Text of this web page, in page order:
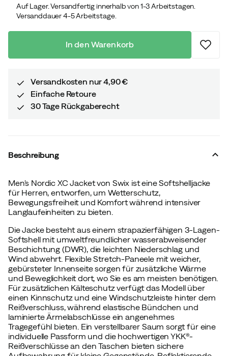
Auf Lager. Versandfertig innerhalb von 1-3 Arbeitstagen.
Versanddauer 4-5 Arbeitstage.
In den Warenkorb
Versandkosten nur 4,90 €
Einfache Retoure
30 Tage Rückgaberecht
Beschreibung
Men's Nordic XC Jacket von Swix ist eine Softshelljacke
für Herren, entworfen, um Wetterschutz,
Bewegungsfreiheit und Komfort während intensiver
Langlaufeinheiten zu bieten.
Die Jacke besteht aus einem strapazierfähigen 3-Lagen-
Softshell mit umweltfreundlicher wasserabweisender
Beschichtung (DWR), die leichten Niederschlag und
Wind abwehrt. Flexible Stretch-Paneele mit weicher,
gebürsteter Innenseite sorgen für zusätzliche Wärme
und Beweglichkeit dort, wo Sie es am meisten benötigen.
Für zusätzlichen Kälteschutz verfügt das Modell über
einen Kinnschutz und eine Windschutzleiste hinter dem
Reißverschluss, während elastische Bündchen und
laminierte Ärmelabschlüsse ein angenehmes
Tragegefühl bieten. Ein verstellbarer Saum sorgt für eine
individuelle Passform und die hochwertigen YKK®-
Reißverschlüsse an den Taschen bieten sichere